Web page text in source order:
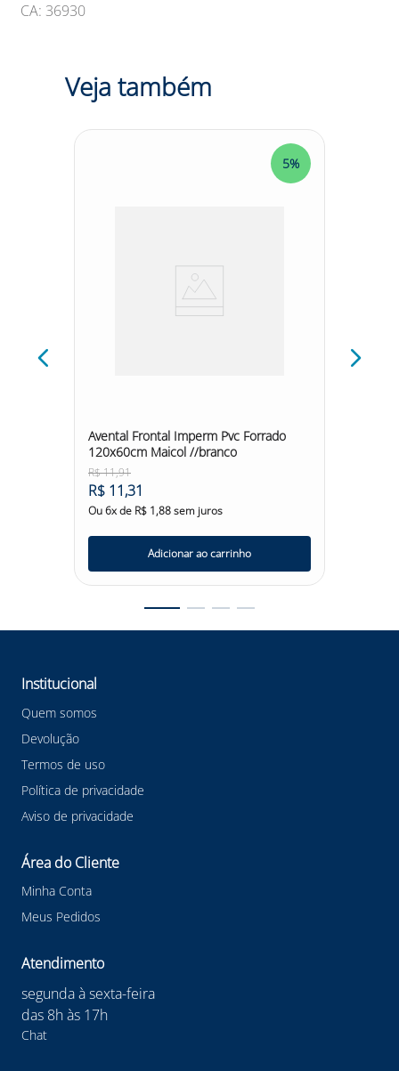
CA: 36930
Veja também
5%
Avental Frontal Imperm Pvc Forrado
120x60cm Maicol //branco
R$11,91
R$ 11,31
Ou6x de R$ 1,88sem juros
Adicionar ao carrinho
Institucional
Quem somos
Devolução
Termos de uso
Política de privacidade
Aviso de privacidade
Área do Cliente
Minha Conta
Meus Pedidos
Atendimento
segunda à sexta-feira
das 8h às 17h
Chat